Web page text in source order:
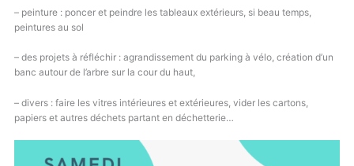
– peinture : poncer et peindre les tableaux extérieurs, si beau temps,
peintures au sol
– des projets à réfléchir : agrandissement du parking à vélo, création d’un
banc autour de l’arbre sur la cour du haut,
– divers : faire les vitres intérieures et extérieures, vider les cartons,
papiers et autres déchets partant en déchetterie…